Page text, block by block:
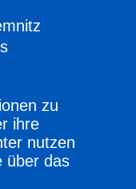
zu
ihre
nutzen
über das